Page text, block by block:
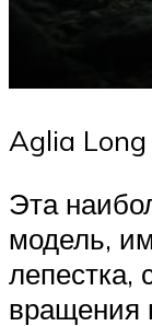
Aglia Long
Эта
модель,
лепестка,
вращения